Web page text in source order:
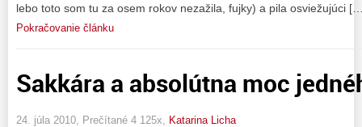
lebo toto som tu za osem rokov nezažila, fujky) a pila osviežujúci
Pokračovanie článku
Sakkára a absolútna moc
24. júla 2010, Prečítané 4 125x, Katarina Licha